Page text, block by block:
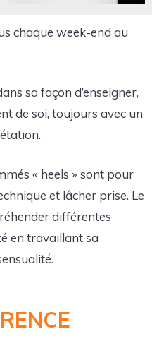
chaque week-end au
sa façon d’enseigner,
de soi, toujours avec un
« heels » sont pour
et lâcher prise. Le
différentes
en travaillant sa